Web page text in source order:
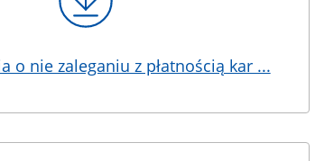
o nie zaleganiu z płatnością kar ...